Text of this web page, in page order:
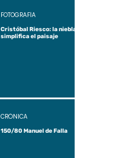
Cristóbal Riesco: la niebla
simplifica el paisaje
FOTOGRAFÍA
150/80 Manuel de Falla
CRÓNICA